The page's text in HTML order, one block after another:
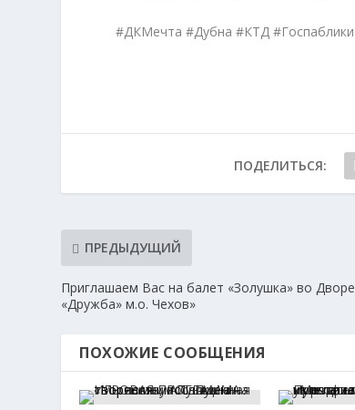
#ДКМечта #Дубна #КТД
ПОДЕЛИТЬСЯ:
ПРЕДЫДУЩИЙ
Приглашаем Вас на балет «Золушка» во
«Дружба» м.о. Чехов»
ПОХОЖИЕ СООБЩЕНИЯ